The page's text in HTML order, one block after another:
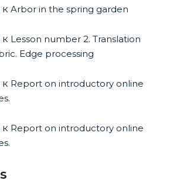
к Arbor in the spring garden
к Lesson number 2. Translation
Edge processing
к Report on introductory online
к Report on introductory online